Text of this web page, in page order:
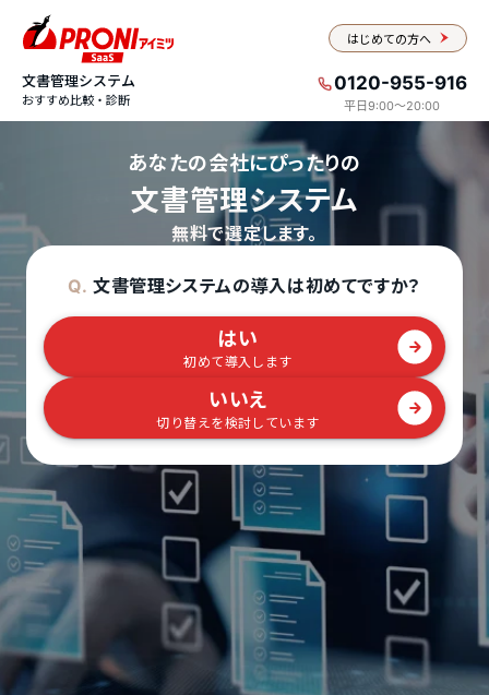
はじめての方へ
文書管理システム
おすすめ比較・診断
0120-955-916
平日9:00〜20:00
あなたの会社にぴったりの
文書管理システム
無料で選定します。
Q. 文書管理システムの導入は初めてですか？
はい
初めて導入します
いいえ
切り替えを検討しています